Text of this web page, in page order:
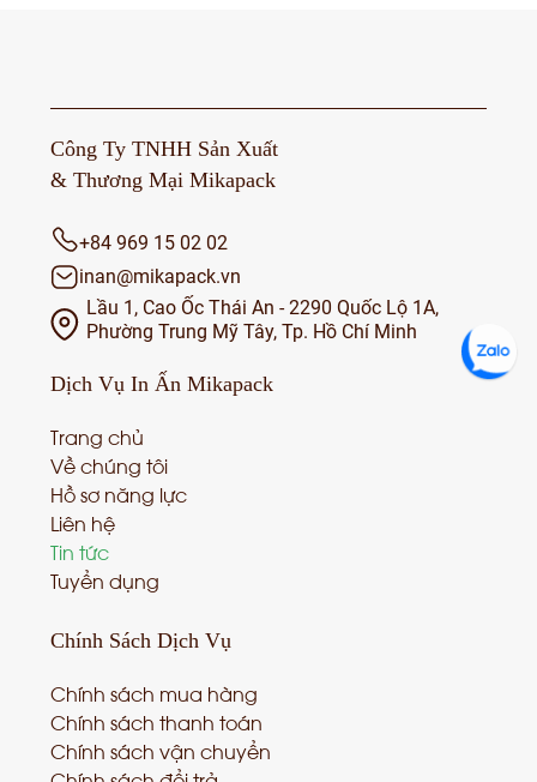
Công Ty TNHH Sản Xuất
& Thương Mại Mikapack
+84 969 15 02 02
inan@mikapack.vn
Lầu 1, Cao Ốc Thái An - 2290 Quốc Lộ 1A,
Phường Trung Mỹ Tây, Tp. Hồ Chí Minh
Dịch Vụ In Ấn Mikapack
Trang chủ
Về chúng tôi
Hồ sơ năng lực
Liên hệ
Tin tức
Tuyển dụng
Chính Sách Dịch Vụ
Chính sách mua hàng
Chính sách thanh toán
Chính sách vận chuyển